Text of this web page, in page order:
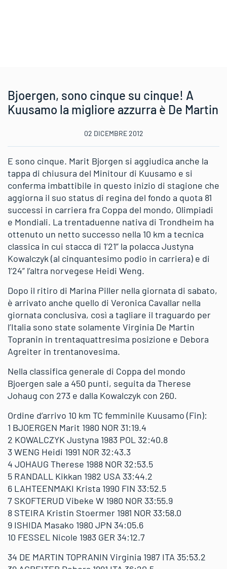
Bjoergen, sono cinque su cinque! A
Kuusamo la migliore azzurra è De Martin
02 DICEMBRE 2012
E sono cinque. Marit Bjorgen si aggiudica anche la
tappa di chiusura del Minitour di Kuusamo e si
conferma imbattibile in questo inizio di stagione che
aggiorna il suo status di regina del fondo a quota 81
successi in carriera fra Coppa del mondo, Olimpiadi
e Mondiali. La trentaduenne nativa di Trondheim ha
ottenuto un netto successo nella 10 km a tecnica
classica in cui stacca di 1’21” la polacca Justyna
Kowalczyk (al cinquantesimo podio in carriera) e di
1’24” l’altra norvegese Heidi Weng.
Dopo il ritiro di Marina Piller nella giornata di sabato,
è arrivato anche quello di Veronica Cavallar nella
giornata conclusiva, così a tagliare il traguardo per
l’Italia sono state solamente Virginia De Martin
Topranin in trentaquattresima posizione e Debora
Agreiter in trentanovesima.
Nella classifica generale di Coppa del mondo
Bjoergen sale a 450 punti, seguita da Therese
Johaug con 273 e dalla Kowalczyk con 260.
Ordine d’arrivo 10 km TC femminile Kuusamo (Fin):
1 BJOERGEN Marit 1980 NOR 31:19.4
2 KOWALCZYK Justyna 1983 POL 32:40.8
3 WENG Heidi 1991 NOR 32:43.3
4 JOHAUG Therese 1988 NOR 32:53.5
5 RANDALL Kikkan 1982 USA 33:44.2
6 LAHTEENMAKI Krista 1990 FIN 33:52.5
7 SKOFTERUD Vibeke W 1980 NOR 33:55.9
8 STEIRA Kristin Stoermer 1981 NOR 33:58.0
9 ISHIDA Masako 1980 JPN 34:05.6
10 FESSEL Nicole 1983 GER 34:12.7
34 DE MARTIN TOPRANIN Virginia 1987 ITA 35:53.2